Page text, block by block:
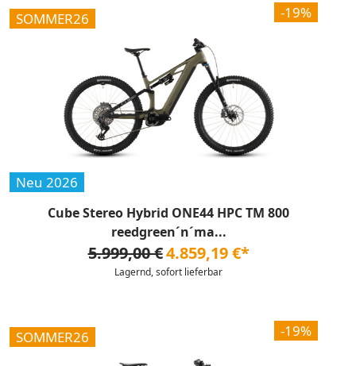
-19%
SOMMER26
Neu 2026
Cube Stereo Hybrid ONE44 HPC TM 800
reedgreen´n´ma...
5.999,00 €4.859,19 €*
Lagernd, sofort lieferbar
-19%
SOMMER26